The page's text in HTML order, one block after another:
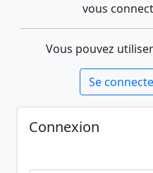
vous
Vous pouvez
Se
Connexion